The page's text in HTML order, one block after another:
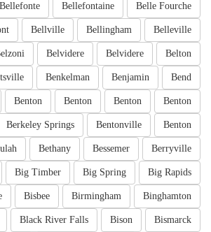
Belle Fourche
Bellefontaine
Bellefonte
Belleville
Bellingham
Bellville
Belton
Belvidere
Belvidere
Bend
Benjamin
Benkelman
Benton
Benton
Benton
Benton
Benton
Bentonville
Berkeley Springs
Berryville
Bessemer
Bethany
Big Rapids
Big Spring
Big Timber
Binghamton
Birmingham
Bisbee
Bismarck
Bison
Black River Falls